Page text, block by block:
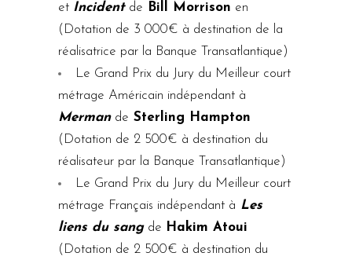
et Incidentde Bill Morrison en
(Dotation de 3 000€ à destination de la
réalisatrice par la Banque Transatlantique)
Le Grand Prix du Jury du Meilleur court
métrage Américain indépendant à
Mermande Sterling Hampton
(Dotation de 2 500€ à destination du
réalisateur par la Banque Transatlantique)
Le Grand Prix du Jury du Meilleur court
métrage Français indépendant à Les
liens du sang de Hakim Atoui
(Dotation de 2 500€ à destination du